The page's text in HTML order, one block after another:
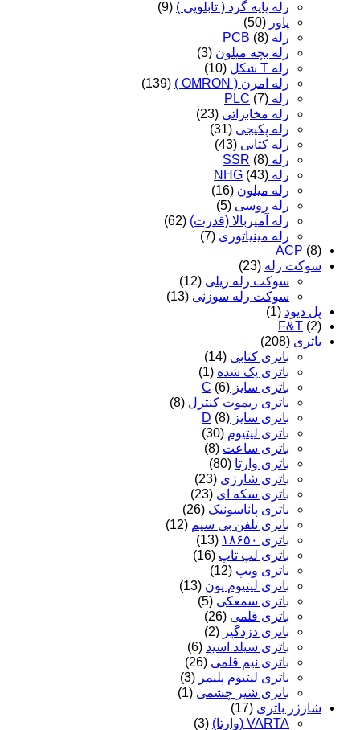
رله پایه گرد ( تابلویی ) (9)
پاور (50)
رله PCB (8)
رله بچه میلون (3)
رله T شکل
(10)
رله امرن ( OMRON )
(139)
رله PLC (7)
رله مخابراتی (23)
رله پکیجی (31)
رله کتابی (43)
رله SSR (8)
رله NHG (43)
رله میلون (16)
رله روسی (5)
رله آمپربالا (قدرت) (62)
رله مینیاتوری (7)
ACP (8)
سوکت رله (23)
سوکت رله ریلی (12)
سوکت رله سوزنی (13)
پل دیود (1)
F&T (2)
باتری (208)
باتری کتابی (14)
باتری پک شده (1)
باتری سایز C (6)
باتری ریموت کنترل (8)
باتری سایز D (8)
باتری لیتیوم (30)
باتری ساعت (8)
باتری وارتا (80)
باتری شارژی (23)
باتری سکه ای (23)
باتری پاناسونیک (26)
باتری تلفن بی سیم (12)
باتری ۱۸۶۵۰
(13)
باتری لپ تاپ (16)
باتری ویپ (12)
باتری لیتیوم یون (13)
باتری سمعکی (5)
باتری قلمی (26)
باتری دزدگیر (2)
باتری سیلد اسید (6)
باتری نیم قلمی (26)
باتری لیتیوم پلیمر (3)
باتری شیر چشمی (1)
شارژر باتری (17)
VARTA (وارتا)
(3)